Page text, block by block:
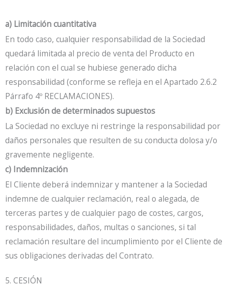
a) Limitación cuantitativa
En todo caso, cualquier responsabilidad de la Sociedad
quedará limitada al precio de venta del Producto en
relación con el cual se hubiese generado dicha
responsabilidad (conforme se refleja en el Apartado 2.6.2
Párrafo 4º RECLAMACIONES).
b) Exclusión de determinados supuestos
La Sociedad no excluye ni restringe la responsabilidad por
daños personales que resulten de su conducta dolosa y/o
gravemente negligente.
c) Indemnización
El Cliente deberá indemnizar y mantener a la Sociedad
indemne de cualquier reclamación, real o alegada, de
terceras partes y de cualquier pago de costes, cargos,
responsabilidades, daños, multas o sanciones, si tal
reclamación resultare del incumplimiento por el Cliente de
sus obligaciones derivadas del Contrato.
5. CESIÓN